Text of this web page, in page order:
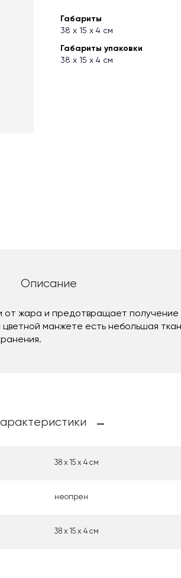
Габариты
38 х 15 х 4 см
Габариты упаковки
38 х 15 х 4 см
Описание
жара и предотвращает получение
манжете есть небольшая
38 х 15 х 4 см
неопрен
38 х 15 х 4 см